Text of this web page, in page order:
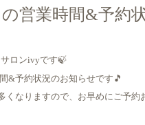
営業時間&予約
ロンivyです🍃
&予約状況のお知らせです🎵
くなりますので、お早めにご予約